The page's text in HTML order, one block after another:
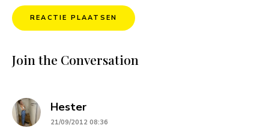
Join the Conversation
Hestersays:
21/09/2012 08:36